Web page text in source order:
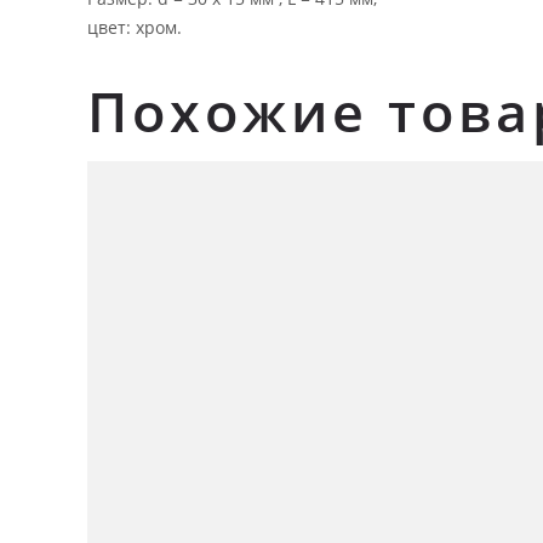
цвет: хром.
Похожие